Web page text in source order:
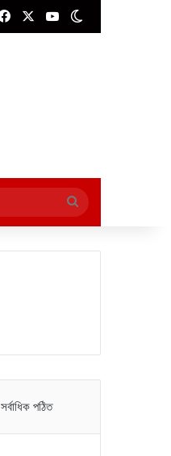
FacebookYouTube
এখানে
খুঁজুন
সর্বাধিক পঠিত